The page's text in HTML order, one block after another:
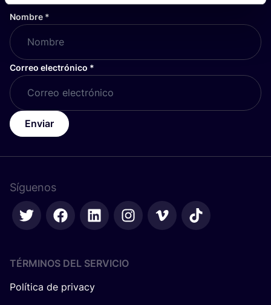
Nombre *
Correo electrónico *
Enviar
Síguenos
TÉRMINOS DEL SERVICIO
Política de privacy